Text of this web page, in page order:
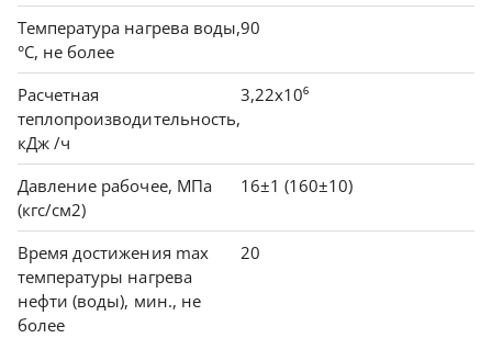
Температура нагрева воды,
°С, не более
90
Расчетная
теплопроизводительность,
кДж /ч
3,22х10⁶
Давление рабочее, МПа
(кгс/см2)
16±1 (160±10)
Время достижения max
температуры нагрева
нефти (воды), мин., не
более
20